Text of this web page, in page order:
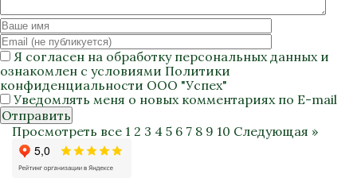
Я согласен на обработку персональных данныхи
ознакомлен с условиями Политики
конфиденциальности ООО "Успех"
Уведомлять меня о новых комментариях по E-mail
Отправить
Просмотреть все 1 2 3 4 5 6 7 8 9 10 Следующая »